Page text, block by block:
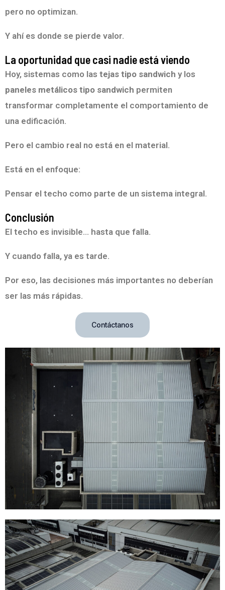
pero no optimizan.
Y ahí es donde se pierde valor.
La oportunidad que casi nadie está viendo
Hoy, sistemas como las tejas tipo sandwich y los
paneles metálicos tipo sandwich permiten
transformar completamente el comportamiento de
una edificación.
Pero el cambio real no está en el material.
Está en el enfoque:
Pensar el techo como parte de un sistema integral.
Conclusión
El techo es invisible… hasta que falla.
Y cuando falla, ya es tarde.
Por eso, las decisiones más importantes no deberían
ser las más rápidas.
Contáctanos